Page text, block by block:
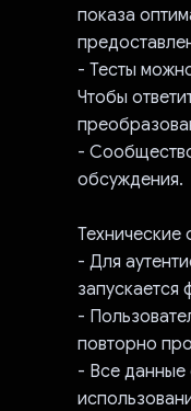
показа
- Тесты
Чтобы
-
обсуждения.
Технические
- Для
запускается
-
повторно
- Все данные